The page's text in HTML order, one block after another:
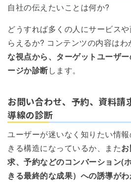
自社の伝えたいことは何か?
どうすれば多くの人にサービス
らえるか? コンテンツの内容は
な視点から、ターゲットユーザ
ージか診断します。
お問い合わせ、予約、資料請
導線の診断
ユーザーが迷いなく知りたい情
きる構造になっているか、また
求、予約などのコンバーション(
きる最終的な成果）への誘導が